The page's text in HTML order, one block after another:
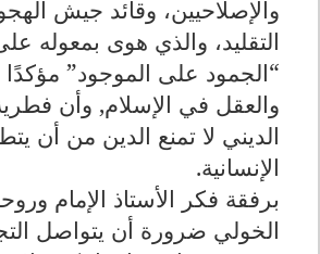
والإصلاحيين، وقائد جيش
التقليد، والذي هوى بمعوله
“الجمود على الموجود” مؤكدًا
والعقل في الإسلام, وأن
الديني لا تمنع الدين من أن
الإنسانية.
برفقة فكر الأستاذ الإمام
الخولي ضرورة أن يتواصل